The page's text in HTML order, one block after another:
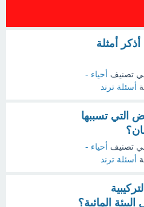
أمثلة
تصنيف
أحياء -
أسئلة ترند
التي تسببها
تصنيف
أحياء -
أسئلة ترند
المائية؟